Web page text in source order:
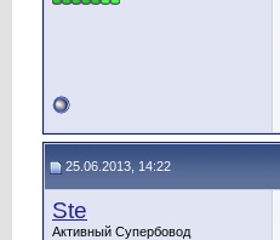
25.06.2013, 14:22
Ste
Активный Супербовод